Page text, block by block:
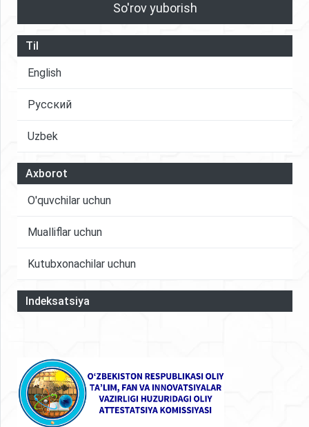
So'rov yuborish
Til
English
Русский
Uzbek
Axborot
O'quvchilar uchun
Mualliflar uchun
Kutubxonachilar uchun
Indeksatsiya